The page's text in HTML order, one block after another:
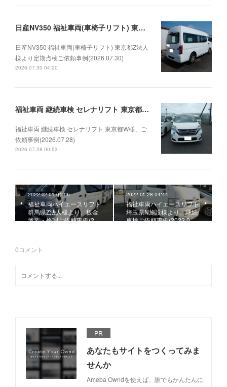
日産NV350 福祉車両(車椅子リフト) 東京都Z法人様より定期点検ご依頼事例(2026.07.30)
日産NV350 福祉車両(車椅子リフト) 東京都Z法人
様より定期点検ご依頼事例(2026.07.30)
2026.07.30 04:20
福祉車両 継続車検 セレナリフト 東京都W様、ご依頼事例(2026.07.28)
福祉車両 継続車検 セレナリフト 東京都W様、ご
依頼事例(2026.07.28)
2026.07.28 00:53
2022.02.01 04:06
福祉車両ハイエースリフト
群馬県Z法人様より、板金
塗装・修理ご依頼事例(2…
2022.01.28 04:44
福祉車両ハイエースリフト
埼玉県N施設様より、継続
車検ご依頼事例(2022.0…
0コメント
PR
あなたもサイトをつくってみま
せんか
Ameba Owndを使えば、誰でもかんたんに